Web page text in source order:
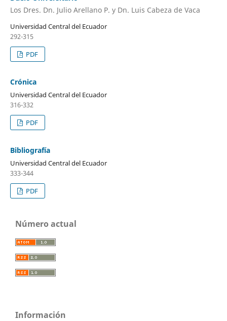
Los Dres. Dn. Julio Arellano P. y Dn. Luis Cabeza de Vaca
Universidad Central del Ecuador
292-315
PDF
Crónica
Universidad Central del Ecuador
316-332
PDF
Bibliografía
Universidad Central del Ecuador
333-344
PDF
Número actual
Información